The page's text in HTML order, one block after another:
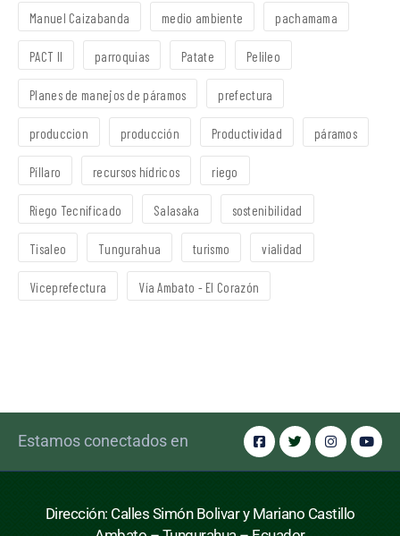
Manuel Caizabanda medio ambiente pachamama
PACT II parroquias Patate Pelileo
Planes de manejos de páramos prefectura
produccion producción Productividad páramos
Píllaro recursos hídricos riego
Riego Tecnificado Salasaka sostenibilidad
Tisaleo Tungurahua turismo vialidad
Viceprefectura Vía Ambato - El Corazón
Estamos conectados en
Dirección: Calles Simón Bolivar y Mariano Castillo